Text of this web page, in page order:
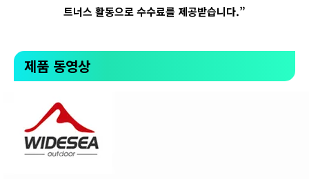
트너스 활동으로 수수료를 제공받습니다.”
제품 동영상